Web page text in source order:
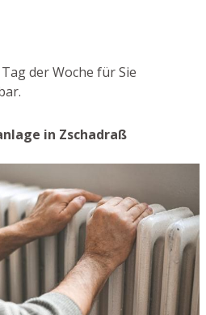
der Woche für Sie
in Zschadraß